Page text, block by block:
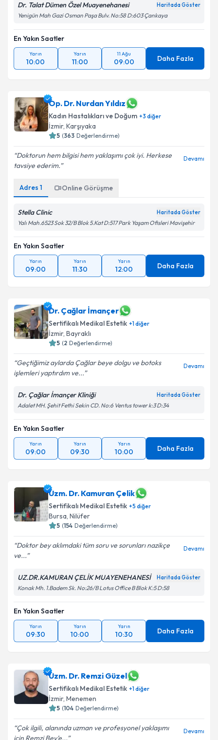
Dr. Talat Dümen Özel Muayenehanesi Haritada Göster
Yenigün Mah Gazi Osman Paşa Bulv. No:58 D:603 Çankaya
En Yakın Saatler
Yarın
10:00
Yarın
11:00
11 Ağu
09:00 Daha Fazla
Op. Dr. Nurdan Yıldız
Kadın Hastalıkları ve Doğum +3 diğer
İzmir, Karşıyaka
5 (363 Değerlendirme)
Doktorun hem bilgisi hem yaklaşımı çok iyi. Herkese
tavsiye ederim.
Devamı
Adres 1 Online Görüşme
Stella Clinic Haritada Göster
Yalı Mah.6523 Sok 32/B Blok 5.Kat D:517 Park Yaşam Ofisleri Mavişehir
En Yakın Saatler
Yarın
09:00
Yarın
11:30
Yarın
12:00 Daha Fazla
Dr. Çağlar İmançer
Sertifikalı Medikal Estetik +1diğer
İzmir, Bayraklı
5 (2 Değerlendirme)
Geçtiğimiz aylarda Çağlar beye dolgu ve botoks
işlemleri yaptırdım ve...
Devamı
Dr. Çağlar İmançer Kliniği Haritada Göster
Adalet MH. Şehit Fethi Sekin CD. No:6 Ventus tower k:3 D:34
En Yakın Saatler
Yarın
09:00
Yarın
09:30
Yarın
10:00 Daha Fazla
Uzm. Dr. Kamuran Çelik
Sertifikalı Medikal Estetik +5 diğer
Bursa, Nilüfer
5 (154 Değerlendirme)
Doktor bey aklımdaki tüm soru ve sorunları nazikçe
ve...
Devamı
UZ.DR.KAMURAN ÇELİK MUAYENEHANESİ Haritada Göster
Konak Mh. 1.Badem Sk. No:26/B Lotus Office B Blok K:5 D:58
En Yakın Saatler
Yarın
09:30
Yarın
10:00
Yarın
10:30 Daha Fazla
Uzm. Dr. Remzi Güzel
Sertifikalı Medikal Estetik +1diğer
İzmir, Menemen
5 (104 Değerlendirme)
Çok ilgili, alanında uzman ve profesyonel yaklaşımı
için Remzi Bey’e...
Devamı